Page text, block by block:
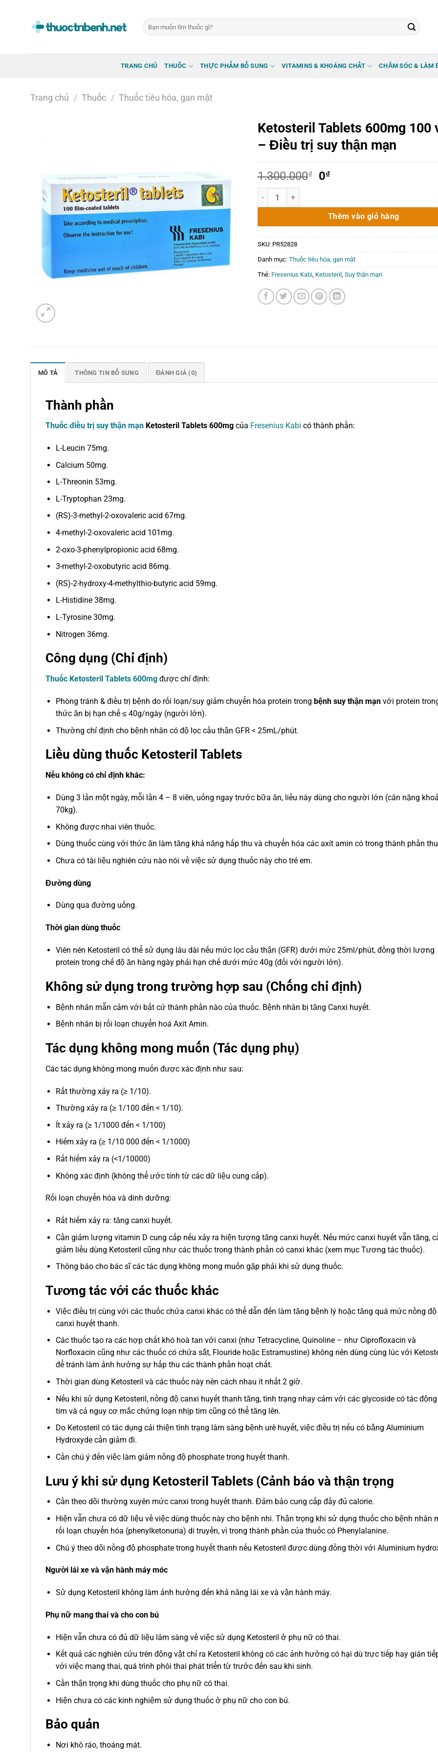
Tìm
kiếm:
TRANG CHỦ THUỐC THỰC PHẨM BỔ SUNG VITAMINS & KHOÁNG CHẤT CHĂM SÓC & LÀM
Trang chủ / Thuốc / Thuốc tiêu hóa, gan mật
Ketosteril Tablets 600mg 100
– Điều trị suy thận mạn
1.300.000₫
Giá
1.300.000₫.
0₫Giá
là:
0₫.
Ketosteril Tablets 600mg 100 viên – Điều trị suy thận
Thêm vào giỏ hàng
SKU: PR52828
Danh mục: Thuốc tiêu hóa, gan mật
Thẻ: Fresenius Kabi, Ketosteril Suy thận mạn
MÔ TẢ THÔNG TIN BỔ SUNG ĐÁNH GIÁ (0)
Thành phần
Thuốc điều trị suy thận mạn Ketosteril Tablets 600mg của Fresenius Kabi có thành phần:
L-Leucin 75mg.
Calcium 50mg.
L-Threonin 53mg.
L-Tryptophan 23mg.
(RS)-3-methyl-2-oxovaleric acid 67mg.
4-methyl-2-oxovaleric acid 101mg.
2-oxo-3-phenylpropionic acid 68mg.
3-methyl-2-oxobutyric acid 86mg.
(RS)-2-hydroxy-4-methylthio-butyric acid 59mg.
L-Histidine 38mg.
L-Tyrosine 30mg.
Nitrogen 36mg.
Công dụng (Chỉ định)
Thuốc Ketosteril Tablets 600mg được chỉ định:
Phòng tránh & điều trị bệnh do rối loạn/suy giảm chuyển hóa protein trong bệnh suy thận mạnvới protein
thức ăn bị hạn chế ≤ 40g/ngày (người lớn).
Thường chỉ định cho bệnh nhân có độ lọc cầu thận GFR < 25mL/phút.
Liều dùng thuốc Ketosteril Tablets
Nếu không có chỉ định khác:
Dùng 3 lần một ngày, mỗi lần 4 – 8 viên, uống ngay trước bữa ăn, liều này dùng cho người lớn (cân nặng
70kg).
Không được nhai viên thuốc.
Dùng thuốc cùng với thức ăn làm tăng khả năng hấp thu và chuyển hóa các axít amin có trong thành phần
Chưa có tài liệu nghiên cứu nào nói về việc sử dụng thuốc này cho trẻ em.
Đường dùng
Dùng qua đường uống.
Thời gian dùng thuốc
Viên nén Ketosteril có thể sử dụng lâu dài nếu mức lọc cầu thận (GFR) dưới mức 25ml/phút, đồng thời lượng
protein trong chế độ ăn hàng ngày phải hạn chế dưới mức 40g (đối với người lớn).
Không sử dụng trong trường hợp sau (Chống chỉ định)
Bệnh nhân mẫn cảm với bất cứ thành phần nào của thuốc. Bệnh nhân bị tăng Canxi huyết.
Bệnh nhân bị rối loạn chuyển hoá Axít Amin.
Tác dụng không mong muốn (Tác dụng phụ)
Các tác dụng không mong muốn được xác định như sau:
Rất thường xảy ra (≥ 1/10).
Thường xảy ra (≥ 1/100 đến < 1/10).
Ít xảy ra (≥ 1/1000 đến < 1/100)
Hiếm xảy ra (≥ 1/10 000 đến < 1/1000)
Rất hiếm xảy ra (<1/10000)
Không xác định (không thể ước tính từ các dữ liệu cung cấp).
Rối loạn chuyển hóa và dinh dưỡng:
Rất hiếm xảy ra: tăng canxi huyết.
Cần giảm lượng vitamin D cung cấp nếu xảy ra hiện tượng tăng canxi huyết. Nếu mức canxi huyết vẫn tăng,
giảm liều dùng Ketosteril cũng như các thuốc trong thành phần có canxi khác (xem mục Tương tác thuốc).
Thông báo cho bác sĩ các tác dụng không mong muốn gặp phải khi sử dụng thuốc.
Tương tác với các thuốc khác
Việc điều trị cùng với các thuốc chứa canxi khác có thể dẫn đến làm tăng bệnh lý hoặc tăng quá mức nồng độ
canxi huyết thanh.
Các thuốc tạo ra các hợp chất khó hoà tan với canxi (như Tetracycline, Quinoline – như Ciprofloxacin và
Norfloxacin cũng như các thuốc có chứa sắt, Flouride hoặc Estramustine) không nên dùng cùng lúc với
để tránh làm ảnh hưởng sự hấp thu các thành phần hoạt chất.
Thời gian dùng Ketosteril và các thuốc này nên cách nhau ít nhất 2 giờ.
Nếu khi sử dụng Ketosteril, nồng độ canxi huyết thanh tăng, tình trạng nhạy cảm với các glycoside có tác
tim và cả nguy cơ mắc chứng loạn nhịp tim cũng có thể tăng lên.
Do Ketosteril có tác dụng cải thiện tình trạng lâm sàng bệnh urê huyết, việc điều trị nếu có bằng Aluminium
Hydroxyde cần giảm đi.
Cần chú ý đến việc làm giảm nồng độ phosphate trong huyết thanh.
Lưu ý khi sử dụng Ketosteril Tablets (Cảnh báo và thận trọng
Cần theo dõi thường xuyên mức canxi trong huyết thanh. Đảm bảo cung cấp đầy đủ calorie.
Hiện vẫn chưa có dữ liệu về việc dùng thuốc này cho bệnh nhi. Thận trọng khi sử dụng thuốc cho bệnh nhân
rối loạn chuyển hóa (phenylketonuria) di truyền, vì trong thành phần của thuốc có Phenylalanine.
Chú ý theo dõi nồng độ phosphate trong huyết thanh nếu Ketosteril được dùng đồng thời với Aluminium
Người lái xe và vận hành máy móc
Sử dụng Ketosteril không làm ảnh hưởng đến khả năng lái xe và vận hành máy.
Phụ nữ mang thai và cho con bú
Hiện vẫn chưa có đủ dữ liệu lâm sàng về việc sử dụng Ketosteril ở phụ nữ có thai.
Kết quả các nghiên cứu trên động vật chỉ ra Ketosteril không có các ảnh hưởng có hại dù trực tiếp hay gián
với việc mang thai, quá trình phôi thai phát triển từ trước đến sau khi sinh.
Cần thận trọng khi dùng thuốc cho phụ nữ có thai.
Hiện chưa có các kinh nghiệm sử dụng thuốc ở phụ nữ cho con bú.
Bảo quản
Nơi khô ráo, thoáng mát.